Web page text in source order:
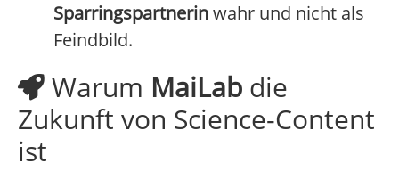
Sparringspartnerinwahr und nicht als
Feindbild.
Warum MaiLab die
Zukunft von Science-Content
ist